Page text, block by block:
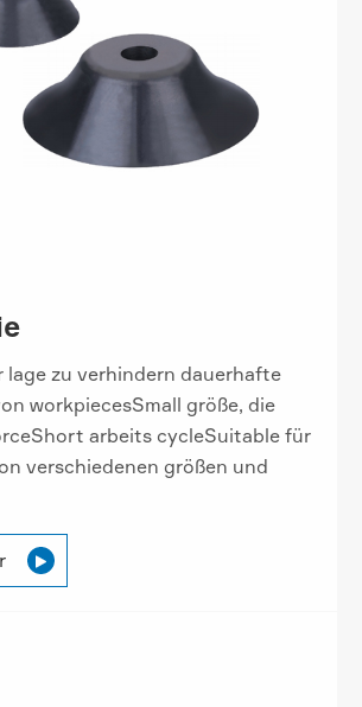
lage zu verhindern dauerhafte
workpiecesSmall größe, die
arbeits cycleSuitable für
verschiedenen größen und
